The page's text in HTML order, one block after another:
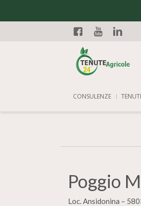
Facebook
CONSULENZE
Poggio
Loc. Ansidonina –